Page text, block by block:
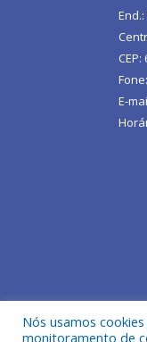
End.:
E-
Nós usamos
monitoramento de